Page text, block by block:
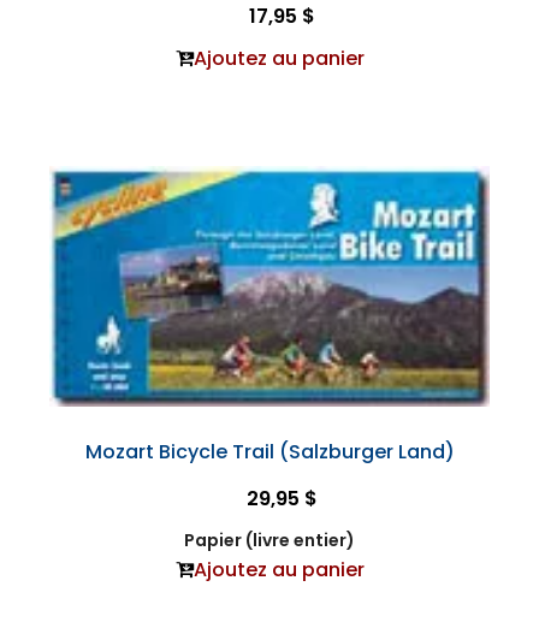
17,95 $
Ajoutez au panier
Mozart Bicycle Trail (Salzburger Land)
29,95 $
Papier (livre entier)
Ajoutez au panier